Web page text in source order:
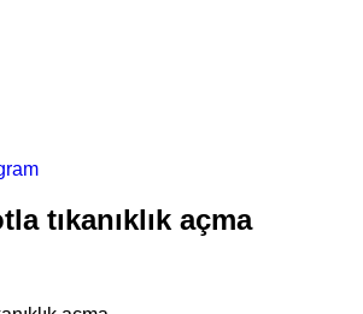
tıkanıklık açma